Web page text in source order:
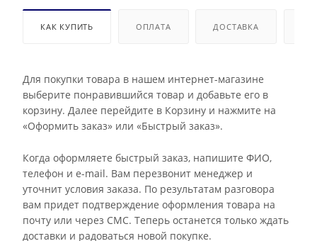
КАК КУПИТЬ ОПЛАТА ДОСТАВКА
Для покупки товара в нашем интернет-магазине
выберите понравившийся товар и добавьте его в
корзину. Далее перейдите в Корзину и нажмите на
«Оформить заказ» или «Быстрый заказ».
Когда оформляете быстрый заказ, напишите ФИО,
телефон и e-mail. Вам перезвонит менеджер и
уточнит условия заказа. По результатам разговора
вам придет подтверждение оформления товара на
почту или через СМС. Теперь останется только ждать
доставки и радоваться новой покупке.